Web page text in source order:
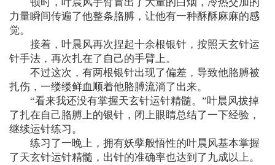
力量瞬间传遍了他整条胳膊，让他有一种酥酥麻麻的感
觉。
接着，叶晨风再次捏起十余根银针，按照天玄针运
针手法，再次扎在了自己的手臂上。
不过这次，有两根银针出现了偏差，导致他胳膊被
扎伤，一缕缕鲜血顺着他胳膊流淌了出来。
“看来我还没有掌握天玄针运针精髓。”叶晨风拔掉
了扎在自己胳膊上的银针，闭上眼睛总结了一下经验，
继续运针练习。
练习了一晚上，拥有妖孽般悟性的叶晨风基本掌握
了天玄针运针精髓，出针的准确率也达到了九成以上。